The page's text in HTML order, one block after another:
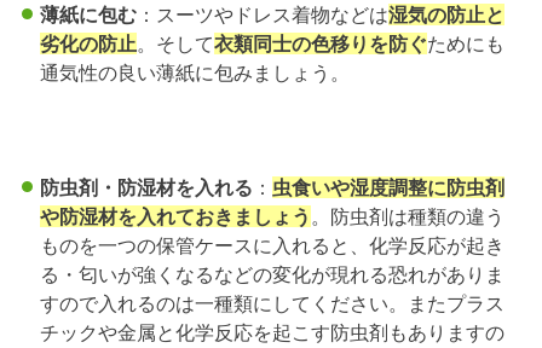
薄紙に包む：スーツやドレス着物などは湿気の防止と
劣化の防止。そして衣類同士の色移りを防ぐためにも
通気性の良い薄紙に包みましょう。
防虫剤・防湿材を入れる ： 虫食いや湿度調整に防虫剤
や防湿材を入れておきましょう
。防虫剤は種類の違う
ものを一つの保管ケースに入れると、化学反応が起き
る・匂いが強くなるなどの変化が現れる恐れがありま
すので入れるのは一種類にしてください。またプラス
チックや金属と化学反応を起こす防虫剤もありますの